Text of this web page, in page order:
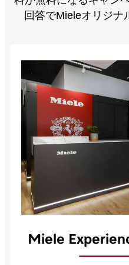
回答でMieleオリジナ
Miele